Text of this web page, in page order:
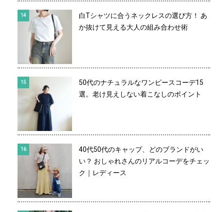
白Tシャツに合うネックレスの選び方！ あ
か抜けて見える大人の組み合わせ術
50代のナチュラルなワンピースコーデ15
選。老け見えしない着こなしのポイント
40代50代のキャップ、どのブランドがい
い？ おしゃれさんのリアルコーデをチェッ
ク｜レディース